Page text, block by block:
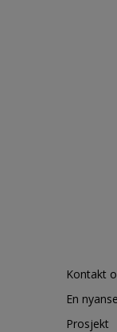
Kontakt
En
Prosjekt